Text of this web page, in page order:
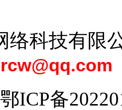
络科技有限
鄂ICP备